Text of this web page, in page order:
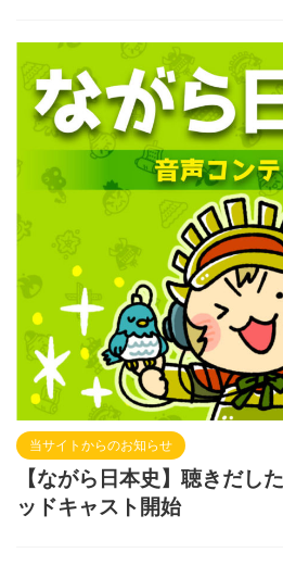
当サイトからのお知らせ
【ながら日本史】聴きだし
ッドキャスト開始